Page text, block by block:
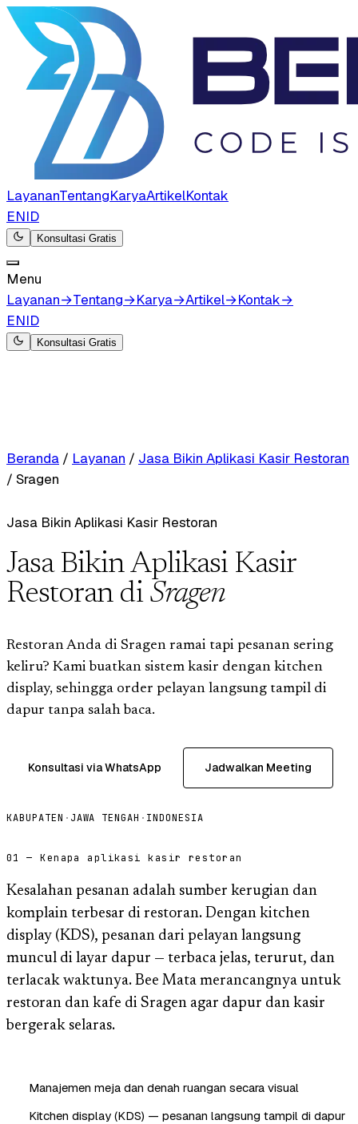
LayananTentangKaryaArtikelKontak
ENID
Konsultasi Gratis
Menu
Layanan→Tentang→Karya→Artikel→Kontak→
ENID
Konsultasi Gratis
Beranda / Layanan / Jasa Bikin Aplikasi Kasir Restoran
/ Sragen
Jasa Bikin Aplikasi Kasir Restoran
Jasa Bikin Aplikasi Kasir
Restoran di Sragen
Restoran Anda di Sragen ramai tapi pesanan sering
keliru? Kami buatkan sistem kasir dengan kitchen
display, sehingga order pelayan langsung tampil di
dapur tanpa salah baca.
Konsultasi via WhatsApp Jadwalkan Meeting
KABUPATEN · JAWA TENGAH · INDONESIA
01 — Kenapa aplikasi kasir restoran
Kesalahan pesanan adalah sumber kerugian dan
komplain terbesar di restoran. Dengan kitchen
display (KDS), pesanan dari pelayan langsung
muncul di layar dapur — terbaca jelas, terurut, dan
terlacak waktunya. Bee Mata merancangnya untuk
restoran dan kafe di Sragen agar dapur dan kasir
bergerak selaras.
Manajemen meja dan denah ruangan secara visual
Kitchen display (KDS) — pesanan langsung tampil di dapur